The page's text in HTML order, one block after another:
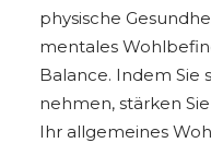
physische
mentales
Balance. Indem Sie
nehmen, stärken
Ihr allgemeines